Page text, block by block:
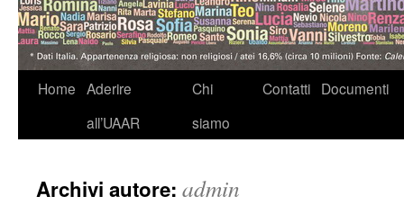
VaiHome Aderire
all’UAAR
Chi
siamo
Contatti Documenti
Archivi autore: admin